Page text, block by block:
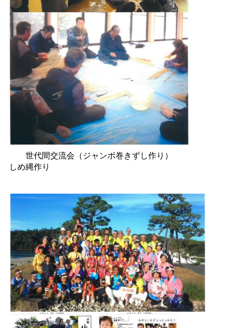
世代間交流会（ジャンボ巻きずし作り）
しめ縄作り